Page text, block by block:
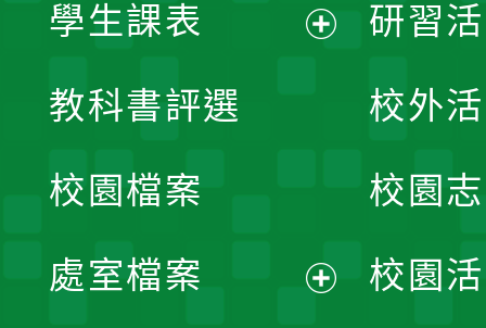
學生課表
單
教科書評選
校園檔案
處室檔案
研習
校外
校園
校園